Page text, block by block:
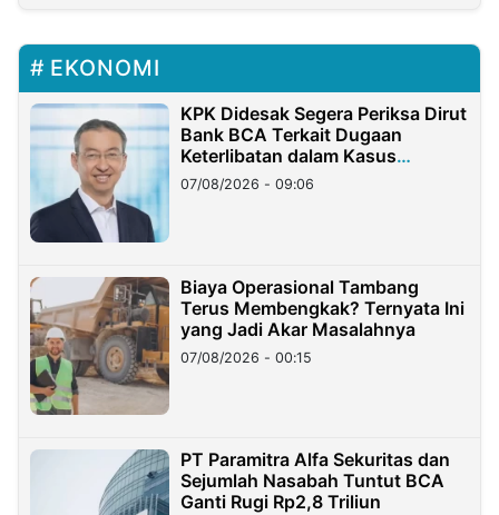
EKONOMI
KPK Didesak Segera Periksa Dirut
Bank BCA Terkait Dugaan
Keterlibatan dalam Kasus
Hilangnya Dana Nasabah Rp2,58
Miliar
07/08/2026 - 09:06
Biaya Operasional Tambang
Terus Membengkak? Ternyata Ini
yang Jadi Akar Masalahnya
07/08/2026 - 00:15
PT Paramitra Alfa Sekuritas dan
Sejumlah Nasabah Tuntut BCA
Ganti Rugi Rp2,8 Triliun